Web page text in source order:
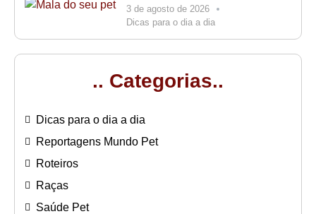
3 de agosto de 2026
Dicas para o dia a dia
.. Categorias..
Dicas para o dia a dia
Reportagens Mundo Pet
Roteiros
Raças
Saúde Pet